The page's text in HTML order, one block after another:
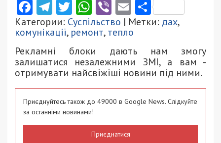
Facebook
Telegram
Twitter
WhatsApp
ViberEmail
Категории: Суспільство | Метки: дах,
комунікації, ремонт,тепло
Рекламні блоки дають нам змогу
залишатися незалежними ЗМІ, а вам -
отримувати найсвіжіші новини під ними.
Приєднуйтесь також до 49000 в Google News. Слідкуйте
за останніми новинами!
Приєднатися